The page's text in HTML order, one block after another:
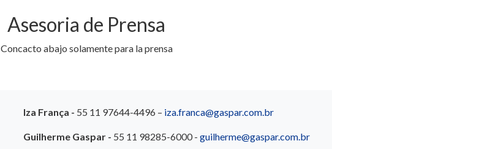
Asesoria de Prensa
Concacto abajo solamente para la prensa
Iza França - 55 11 97644-4496 – iza.franca@gaspar.com.br
Guilherme Gaspar - 55 11 98285-6000 - guilherme@gaspar.com.br